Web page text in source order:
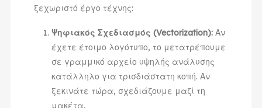
ξεχωριστό έργο τέχνης:
Ψηφιακός Σχεδιασμός (Vectorization):Αν
έχετε έτοιμο λογότυπο, το μετατρέπουμε
σε γραμμικό αρχείο υψηλής ανάλυσης
κατάλληλο για τρισδιάστατη κοπή. Αν
ξεκινάτε τώρα, σχεδιάζουμε μαζί τη
μακέτα.